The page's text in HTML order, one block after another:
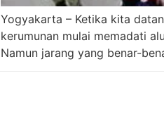
Yogyakarta – Ketika kita
kerumunan mulai memadati
Namun jarang yang benar-